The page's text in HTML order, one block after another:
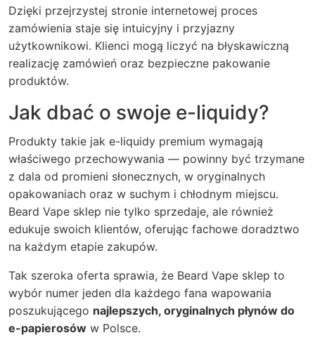
Dzięki przejrzystej stronie internetowej proces
zamówienia staje się intuicyjny i przyjazny
użytkownikowi. Klienci mogą liczyć na błyskawiczną
realizację zamówień oraz bezpieczne pakowanie
produktów.
Jak dbać o swoje e-liquidy?
Produkty takie jak e-liquidy premium wymagają
właściwego przechowywania — powinny być trzymane
z dala od promieni słonecznych, w oryginalnych
opakowaniach oraz w suchym i chłodnym miejscu.
Beard Vape sklep nie tylko sprzedaje, ale również
edukuje swoich klientów, oferując fachowe doradztwo
na każdym etapie zakupów.
Tak szeroka oferta sprawia, że Beard Vape sklep to
wybór numer jeden dla każdego fana wapowania
poszukującego najlepszych, oryginalnych płynów do
e-papierosów w Polsce.